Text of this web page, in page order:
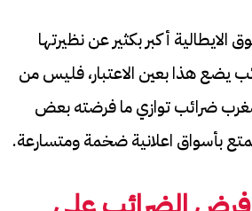
أكبر بكثير عن نظيرتها
يضع هذا بعين الاعتبار، فليس من
ضرائب توازي ما فرضته بعض
بأسواق اعلانية ضخمة ومتسارعة.